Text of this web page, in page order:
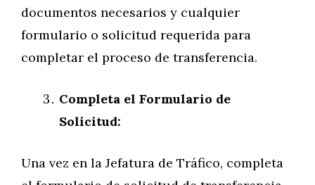
documentos necesarios y cualquier
formulario o solicitud requerida para
completar el proceso de transferencia.
Completa el Formulario de
Solicitud:
Una vez en la Jefatura de Tráfico, completa